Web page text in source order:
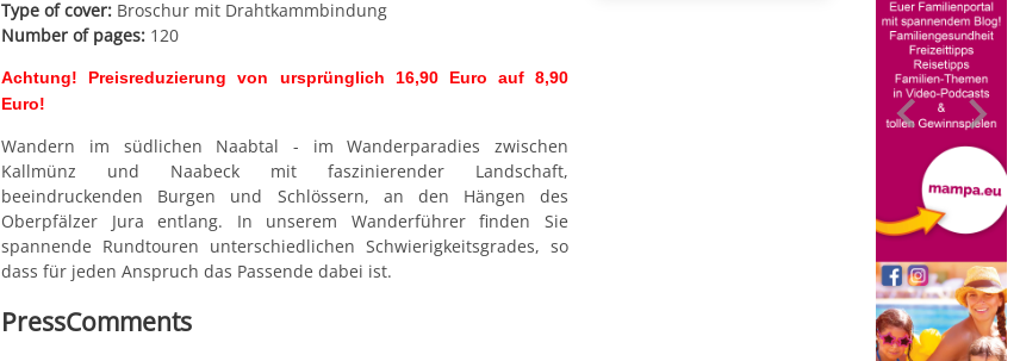
Type of cover: Broschur mit Drahtkammbindung
Number of pages: 120
Achtung! Preisreduzierung von ursprünglich 16,90 Euro auf 8,90
Euro!
Wandern im südlichen Naabtal - im Wanderparadies zwischen
Kallmünz und Naabeck mit faszinierender Landschaft,
beeindruckenden Burgen und Schlössern, an den Hängen des
Oberpfälzer Jura entlang. In unserem Wanderführer finden Sie
spannende Rundtouren unterschiedlichen Schwierigkeitsgrades, so
dass für jeden Anspruch das Passende dabei ist.
PressComments